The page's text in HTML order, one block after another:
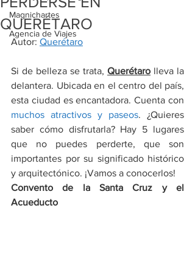
Magnichartes
Agencia de Viajes
QUERÉTARO
Autor: Querétaro
Si de belleza se trata, Querétaro lleva la
delantera. Ubicada en el centro del país,
muchos atractivos y paseos. ¿Quieres
saber cómo disfrutarla? Hay 5 lugares
que no puedes perderte, que son
importantes por su significado histórico
y arquitectónico. ¡Vamos a conocerlos!
Convento de la Santa Cruz y el
Acueducto